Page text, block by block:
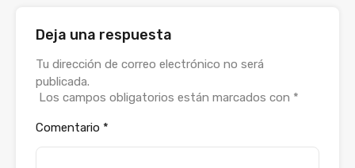
Deja una respuesta
Tu dirección de correo electrónico no será
publicada.
Los campos obligatorios están marcados con *
Comentario *